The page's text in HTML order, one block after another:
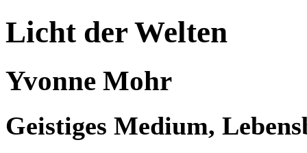
Licht der Welten
Yvonne Mohr
Geistiges Medium,